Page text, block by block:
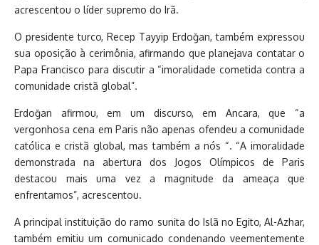
acrescentou o líder supremo do Irã.
O presidente turco, Recep Tayyip Erdoğan, também expressou
sua oposição à cerimônia, afirmando que planejava contatar o
Papa Francisco para discutir a “imoralidade cometida contra a
comunidade cristã global”.
Erdoğan afirmou, em um discurso, em Ancara, que “a
vergonhosa cena em Paris não apenas ofendeu a comunidade
católica e cristã global, mas também a nós “. “A imoralidade
demonstrada na abertura dos Jogos Olímpicos de Paris
destacou mais uma vez a magnitude da ameaça que
enfrentamos”, acrescentou.
A principal instituição do ramo sunita do Islã no Egito, Al-Azhar,
também emitiu um comunicado condenando veementemente